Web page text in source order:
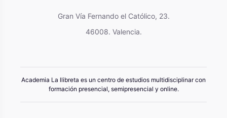
Gran Vía Fernando el Católico, 23.
46008. Valencia.
Academia La llibreta es un centro de estudios multidisciplinar con
formación presencial, semipresencial y online.